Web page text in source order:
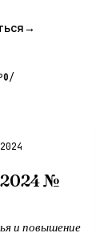
→
/
№
и повышение